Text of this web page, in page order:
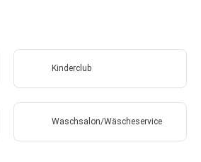
Kinderclub
Waschsalon/Wäscheservice